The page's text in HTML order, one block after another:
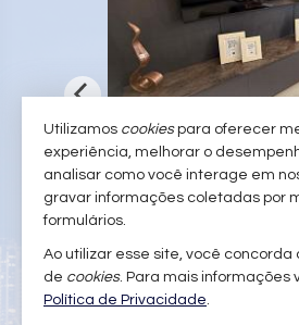
#1.104
BALNEÁRIO
4
a partir deR$ 7.500.000,
Utilizamos cookiespara oferecer
experiência, melhorar o
analisar como você interage em
gravar informações coletadas por
formulários.
Ao utilizar esse site, você concorda
de cookies. Para mais informações
Política de Privacidade.